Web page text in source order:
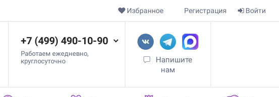
Войти
Регистрация
Избранное
+7 (499) 490-10-90
Работаем ежедневно,
круглосуточно
Напишите
нам